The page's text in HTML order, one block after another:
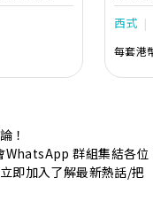
之選。專業團
完美，保證
宴會
並採用極富
神韻。不論
別日子，令
團隊會
西式
每套港
！
WhatsApp 群組集結各位
即加入了解最新熱話/把